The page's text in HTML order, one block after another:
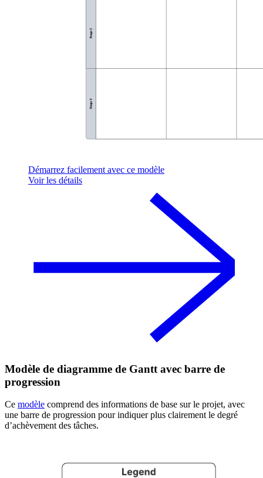
Démarrez facilement avec ce modèle
Voir les détails
Modèle de diagramme de Gantt avec barre de
progression
Ce modèle comprend des informations de base sur le projet, avec
une barre de progression pour indiquer plus clairement le degré
d’achèvement des tâches.